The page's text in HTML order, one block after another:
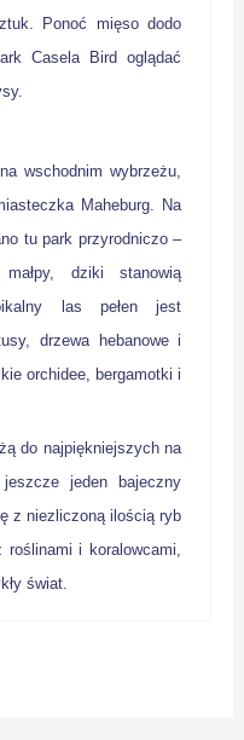
Ponoć mięso dodo
Casela Bird oglądać
wschodnim wybrzeżu,
Maheburg. Na
tu park przyrodniczo –
dziki stanowią
las pełen jest
drzewa hebanowe i
orchidee, bergamotki i
do najpiękniejszych na
jeden bajeczny
z niezliczoną ilością ryb
i koralowcami,
świat.